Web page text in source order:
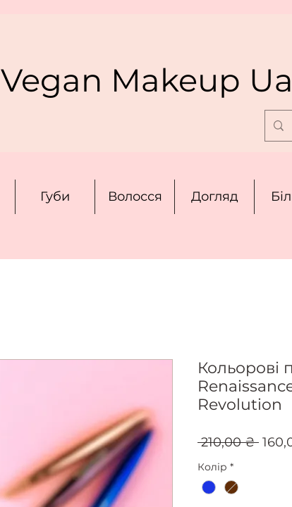
Vegan Makeup
Губи Волосся Догляд
Кольорові
Revolution
210,00 ₴
Колір *